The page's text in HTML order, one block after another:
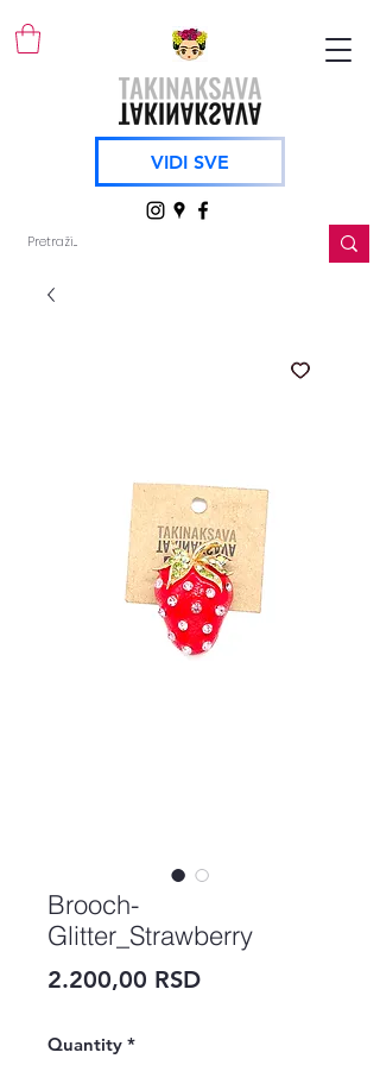
VIDI SVE
Brooch-
Glitter_Strawberry
2.200,00 RSDPrice
Quantity *